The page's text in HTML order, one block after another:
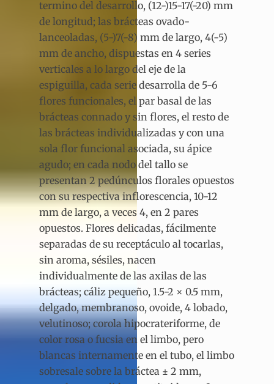
termino del desarrollo, (12-)15-17(-20) mm
de longitud; las brácteas ovado-
lanceoladas, (5-)7(-8) mm de largo, 4(-5)
mm de ancho, dispuestas en 4 series
verticales a lo largo del eje de la
espiguilla, cada serie desarrolla de 5-6
flores funcionales, el par basal de las
brácteas connado y sin flores, el resto de
las brácteas individualizadas y con una
sola flor funcional asociada, su ápice
agudo; en cada nodo del tallo se
presentan 2 pedúnculos florales opuestos
con su respectiva inflorescencia, 10-12
mm de largo, a veces 4, en 2 pares
opuestos. Flores delicadas, fácilmente
separadas de su receptáculo al tocarlas,
sin aroma, sésiles, nacen
individualmente de las axilas de las
brácteas; cáliz pequeño, 1.5-2 × 0.5 mm,
delgado, membranoso, ovoide, 4 lobado,
velutinoso; corola hipocrateriforme, de
color rosa o fucsia en el limbo, pero
blancas internamente en el tubo, el limbo
sobresale sobre la bráctea ± 2 mm,